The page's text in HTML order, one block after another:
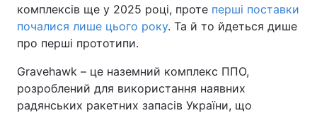
комплексів ще у 2025 році, проте перші поставки
почалися лише цього року. Та й то йдеться дише
про перші прототипи.
Gravehawk – це наземний комплекс ППО,
розроблений для використання наявних
радянських ракетних запасів України, що